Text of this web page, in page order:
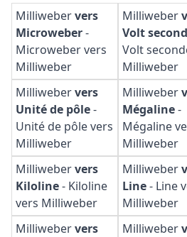
Milliwebervers
Microweber-
Microweber vers
Milliweber
Milliweber
Volt
Volt
Milliweber
Milliwebervers
Unité de pôle-
Unité de pôle vers
Milliweber
Milliweber
Mégaline-
Mégaline
Milliweber
Milliwebervers
Kiloline- Kiloline
vers Milliweber
Milliweber
Line- Line
Milliweber
Milliwebervers
Milliweber